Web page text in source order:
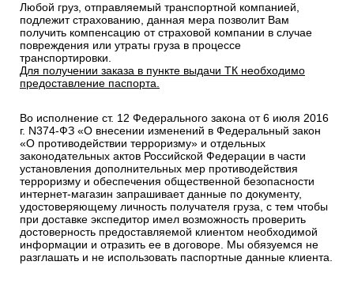
Любой груз, отправляемый транспортной компанией,
подлежит страхованию, данная мера позволит Вам
получить компенсацию от страховой компании в случае
повреждения или утраты груза в процессе
транспортировки.
Для получении заказа в пункте выдачи ТК необходимо
предоставление паспорта.
Во исполнение ст. 12 Федерального закона от 6 июля 2016
г. N374-ФЗ «О внесении изменений в Федеральный закон
«О противодействии терроризму» и отдельных
законодательных актов Российской Федерации в части
установления дополнительных мер противодействия
терроризму и обеспечения общественной безопасности
интернет-магазин запрашивает данные по документу,
удостоверяющему личность получателя груза, с тем чтобы
при доставке экспедитор имел возможность проверить
достоверность предоставляемой клиентом необходимой
информации и отразить ее в договоре. Мы обязуемся не
разглашать и не использовать паспортные данные клиента.